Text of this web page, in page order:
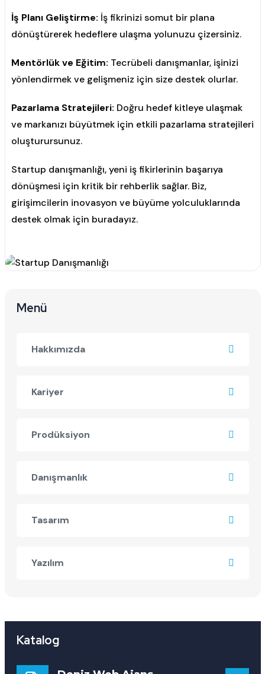
İş Planı Geliştirme: İş fikrinizi somut bir plana
dönüştürerek hedeflere ulaşma yolunuzu çizersiniz.
Mentörlük ve Eğitim: Tecrübeli danışmanlar, işinizi
yönlendirmek ve gelişmeniz için size destek olurlar.
Pazarlama Stratejileri: Doğru hedef kitleye ulaşmak
ve markanızı büyütmek için etkili pazarlama stratejileri
oluşturursunuz.
Startup danışmanlığı, yeni iş fikirlerinin başarıya
dönüşmesi için kritik bir rehberlik sağlar. Biz,
girişimcilerin inovasyon ve büyüme yolculuklarında
destek olmak için buradayız.
Menü
Hakkımızda
Kariyer
Prodüksiyon
Danışmanlık
Tasarım
Yazılım
Katalog